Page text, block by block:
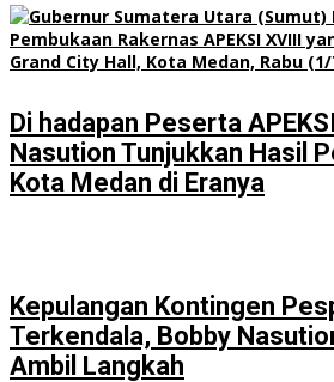
Di hadapan Peserta
Nasution Tunjukkan Hasil
Kota Medan di Eranya
Kepulangan Kontingen
Terkendala, Bobby
Ambil Langkah